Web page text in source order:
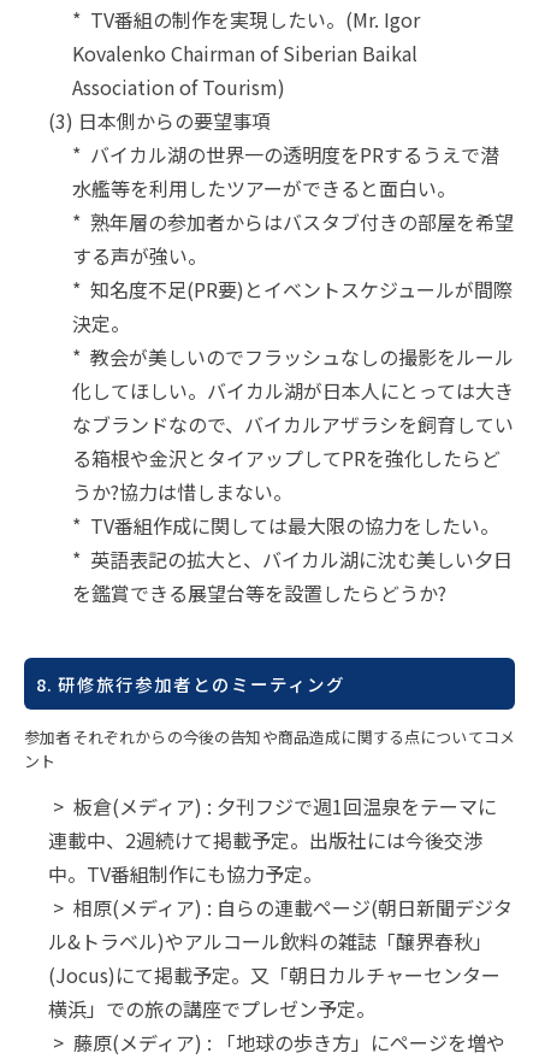
* TV番組の制作を実現したい。(Mr. Igor
Kovalenko Chairman of Siberian Baikal
Association of Tourism)
(3) 日本側からの要望事項
* バイカル湖の世界一の透明度をPRするうえで潜
水艦等を利用したツアーができると面白い。
* 熟年層の参加者からはバスタブ付きの部屋を希望
する声が強い。
* 知名度不足(PR要)とイベントスケジュールが間際
決定。
* 教会が美しいのでフラッシュなしの撮影をルール
化してほしい。バイカル湖が日本人にとっては大き
なブランドなので、バイカルアザラシを飼育してい
る箱根や金沢とタイアップしてPRを強化したらど
うか?協力は惜しまない。
* TV番組作成に関しては最大限の協力をしたい。
* 英語表記の拡大と、バイカル湖に沈む美しい夕日
を鑑賞できる展望台等を設置したらどうか?
8. 研修旅行参加者とのミーティング
参加者それぞれからの今後の告知や商品造成に関する点についてコメ
ント
> 板倉(メディア) : 夕刊フジで週1回温泉をテーマに
連載中、2週続けて掲載予定。出版社には今後交渉
中。TV番組制作にも協力予定。
> 相原(メディア) : 自らの連載ページ(朝日新聞デジタ
ル&トラベル)やアルコール飲料の雑誌「醸界春秋」
(Jocus)にて掲載予定。又「朝日カルチャーセンター
横浜」での旅の講座でプレゼン予定。
> 藤原(メディア) : 「地球の歩き方」にページを増や